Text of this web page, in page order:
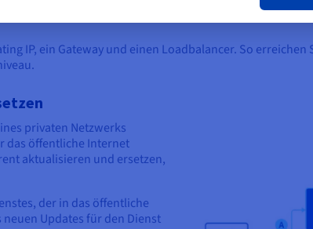
IP, ein Gateway und einen Loadbalancer. So
privaten Netzwerks
das öffentliche Internet
aktualisieren und ersetzen,
der in das öffentliche
Updates für den Dienst